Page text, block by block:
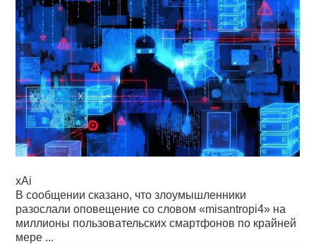
xAi
В сообщении сказано, что злоумышленники
разослали оповещение со словом «misantropi4» на
миллионы пользовательских смартфонов по крайней
мере ...